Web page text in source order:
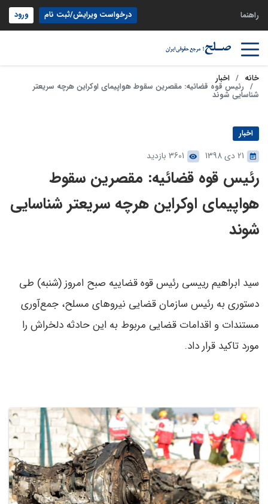
راهنما درخواست ویرایش/ثبت نام ورود
خانه اخبار
رئیس قوه قضائیه: مقصرین سقوط هواپیمای اوکراین هرچه سریعتر
شناسایی شوند
اخبار
21 دی 1398 3601 بازدید
رئیس قوه قضائیه: مقصرین سقوط
هواپیمای اوکراین هرچه سریعتر شناسایی
شوند
سید ابراهیم رییسی رئیس قوه قضاییه صبح امروز (شنبه) طی
دستوری به رئیس سازمان قضایی نیروهای مسلح، جمع‌آوری
مستندات و اقدامات قضایی مربوط به این حادثه دلخراش را
مورد تاکید قرار داد.